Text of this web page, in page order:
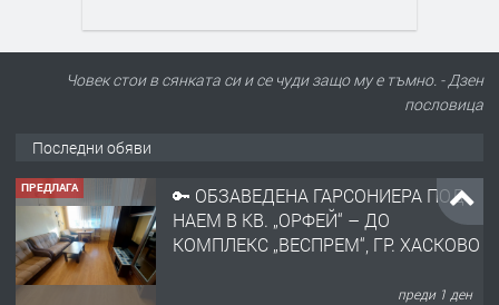
Човек стои в сянката си и се чуди защо му е тъмно. - Дзен
пословицa
Последни обяви
ПРЕДЛАГА
🔑 ОБЗАВЕДЕНА ГАРСОНИЕРА ПОД
НАЕМ В КВ. „ОРФЕЙ“ – ДО
КОМПЛЕКС „ВЕСПРЕМ“, ГР. ХАСКОВО
преди 1 ден